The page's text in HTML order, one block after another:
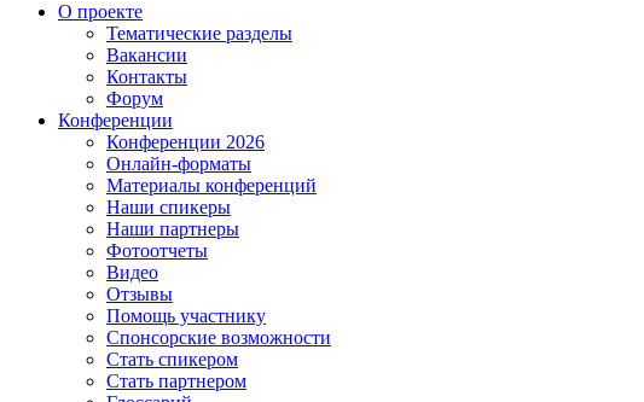
О проекте
Тематические разделы
Вакансии
Контакты
Форум
Конференции
Конференции 2026
Онлайн-форматы
Материалы конференций
Наши спикеры
Наши партнеры
Фотоотчеты
Видео
Отзывы
Помощь участнику
Спонсорские возможности
Стать спикером
Стать партнером